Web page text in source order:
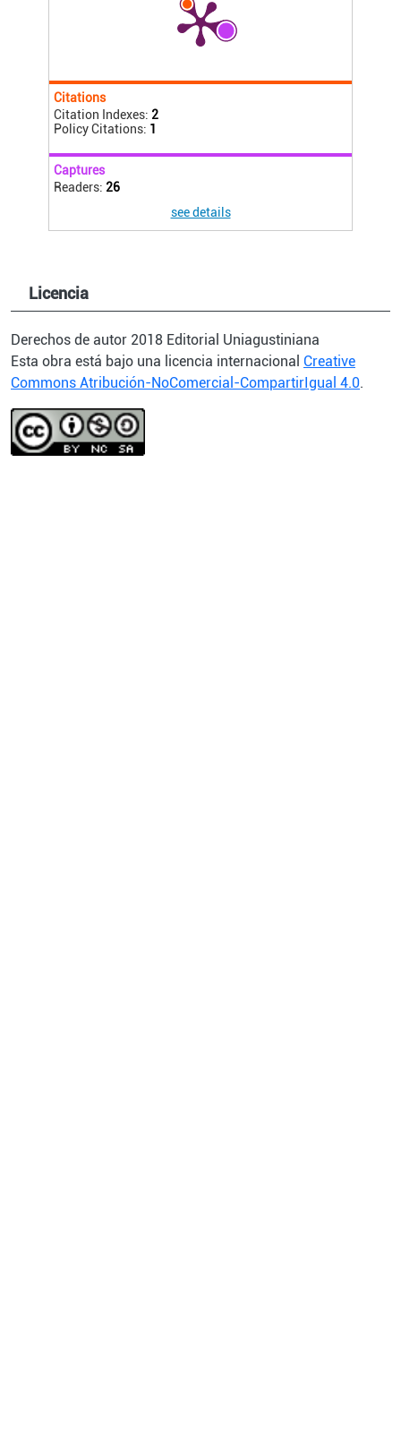
Citations
Citation Indexes: 2
Policy Citations: 1
Captures
Readers: 26
see details
Licencia
Derechos de autor 2018 Editorial Uniagustiniana
Esta obra está bajo una licencia internacional Creative
Commons Atribución-NoComercial-CompartirIgual 4.0.